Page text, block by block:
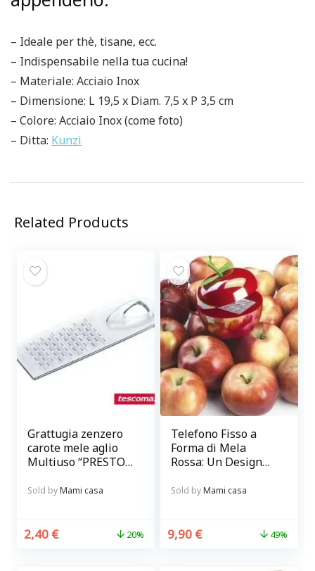
– Ideale per thè, tisane, ecc.
– Indispensabile nella tua cucina!
– Materiale: Acciaio Inox
– Dimensione: L 19,5 x Diam. 7,5 x P 3,5 cm
– Colore: Acciaio Inox (come foto)
– Ditta: Kunzi
Related Products
Grattugia zenzero
carote mele aglio
Multiuso “PRESTO”
Sold byMami casa
2,40 € 20%
Telefono Fisso a
Forma di Mela
Rossa: Un Design
Casa
Sold byMami casa
9,90 € 49%